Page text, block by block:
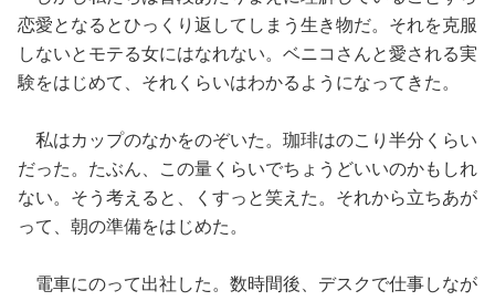
恋愛となるとひっくり返してしまう生き物だ。それを克服
しないとモテる女にはなれない。ベニコさんと愛される実
験をはじめて、それくらいはわかるようになってきた。
私はカップのなかをのぞいた。珈琲はのこり半分くらい
だった。たぶん、この量くらいでちょうどいいのかもしれ
ない。そう考えると、くすっと笑えた。それから立ちあが
って、朝の準備をはじめた。
電車にのって出社した。数時間後、デスクで仕事しなが